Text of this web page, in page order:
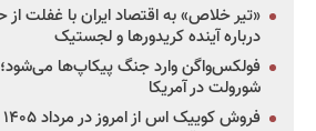
«تیر خلاص» به اقتصاد ایران با غفلت
درباره آینده کریدورها و لجستیک
فولکس‌واگن وارد جنگ پیکاپ‌ها می‌شود؛
شورولت در آمریکا